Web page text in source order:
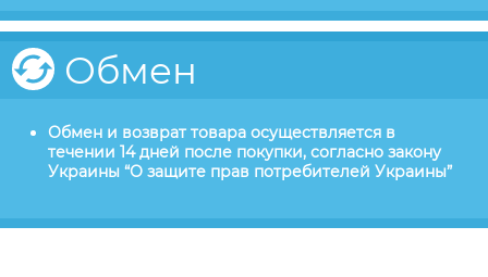
Обмен
Обмен и возврат товара осуществляется в
течении 14 дней после покупки, согласно закону
Украины “О защите прав потребителей Украины”